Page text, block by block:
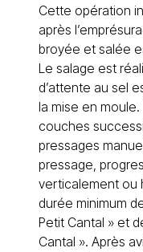
Cette opération
après
broyée et salée
Le salage est
d’attente au sel
la mise en
couches
pressages
pressage,
verticalement ou
durée minimum
Petit Cantal » et
Cantal ». Après